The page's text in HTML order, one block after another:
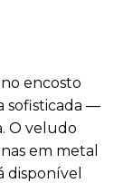
encosto
sofisticada ­­­—
O veludo
em metal
disponível